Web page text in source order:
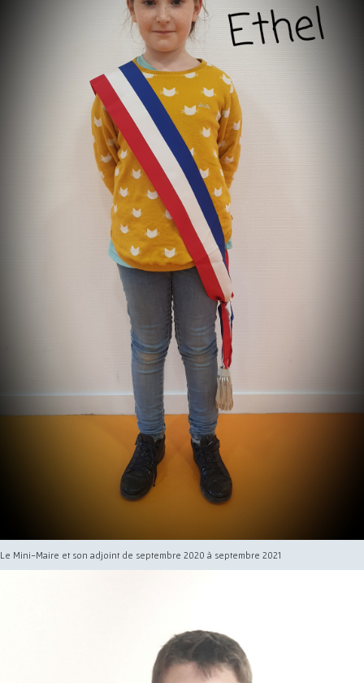
Le Mini-Maire et son adjoint de septembre 2020 à septembre 2021